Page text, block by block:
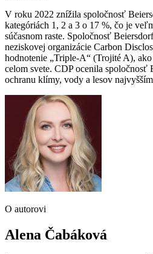
V roku 2022 znížila spoločnosť
kategóriách 1, 2 a 3 o 17 %, čo je
súčasnom raste. Spoločnosť
neziskovej organizácie Carbon
hodnotenie „Triple-A“ (Trojité A),
celom svete. CDP ocenila spoločnosť
ochranu klímy, vody a lesov
O autorovi
Alena Čabáková